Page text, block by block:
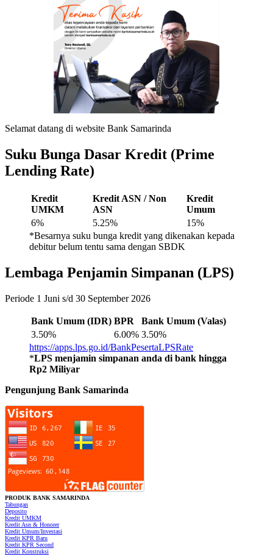
Selamat datang di website Bank Samarinda
Suku Bunga Dasar Kredit (Prime
Lending Rate)
Kredit
UMKM
Kredit ASN / Non
ASN
Kredit
Umum
6%
5.25%
15%
*Besarnya suku bunga kredit yang dikenakan kepada
debitur belum tentu sama dengan SBDK
Lembaga Penjamin Simpanan (LPS)
Periode 1 Juni s/d 30 September 2026
Bank Umum (IDR) BPR
Bank Umum (Valas)
3.50%
6.00% 3.50%
https://apps.lps.go.id/BankPesertaLPSRate
*LPS menjamin simpanan anda di bank hingga
Rp2 Miliyar
Pengunjung Bank Samarinda
PRODUK BANK SAMARINDA
Tabungan
Deposito
Kredit UMKM
Kredit Asn & Honorer
Kredit Umum/Investasi
Kredit KPR Baru
Kredit KPR Second
Kredit Konstruksi